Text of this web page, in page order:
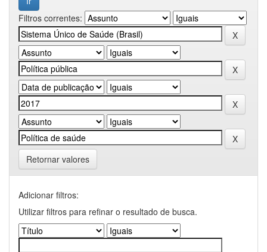
Filtros correntes:
Retornar valores
Adicionar filtros:
Utilizar filtros para refinar o resultado de busca.